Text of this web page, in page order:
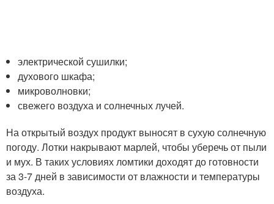
электрической сушилки;
духового шкафа;
микроволновки;
свежего воздуха и солнечных лучей.
На открытый воздух продукт выносят в сухую солнечную
погоду. Лотки накрывают марлей, чтобы уберечь от пыли
и мух. В таких условиях ломтики доходят до готовности
за 3-7 дней в зависимости от влажности и температуры
воздуха.